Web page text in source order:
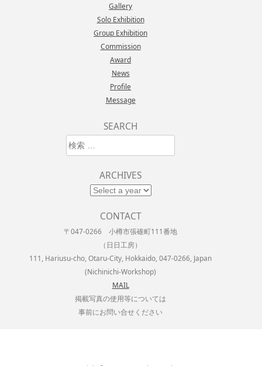
Gallery
Solo Exhibition
Group Exhibition
Commission
Award
News
Profile
Message
SEARCH
検索
ARCHIVES
CONTACT
〒047-0266 小樽市張碓町111番地
（日日工房）
111, Hariusu-cho, Otaru-City, Hokkaido, 047-0266, Japan
(Nichinichi-Workshop)
MAIL
掲載写真の使用等については
事前にお問い合せください